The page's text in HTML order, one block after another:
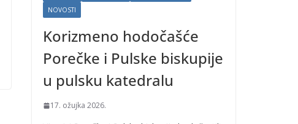
NOVOSTI
Korizmeno hodočašće
Porečke i Pulske biskupije
u pulsku katedralu
17. ožujka 2026.